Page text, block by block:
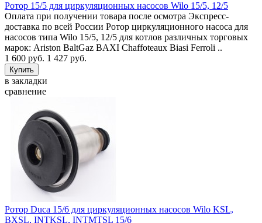
Ротор 15/5 для циркуляционных насосов Wilo 15/5, 12/5
Оплата при получении товара после осмотра Экспресс-
доставка по всей России Ротор циркуляционного насоса для
насосов типа Wilo 15/5, 12/5 для котлов различных торговых
марок: Ariston BaltGaz BAXI Chaffoteaux Biasi Ferroli ..
1 600 руб. 1 427 руб.
в закладки
сравнение
Ротор Duca 15/6 для циркуляционных насосов Wilo KSL,
BXSL, INTKSL, INTMTSL 15/6